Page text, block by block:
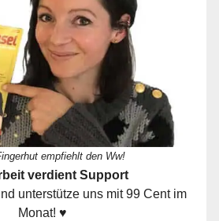
empfiehlt den Ww!
verdient Support
unterstütze uns mit 99 Cent im
Monat! ♥